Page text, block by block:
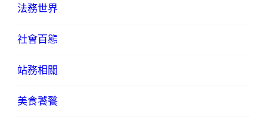
法務世界
社會百態
站務相關
美食饕餮